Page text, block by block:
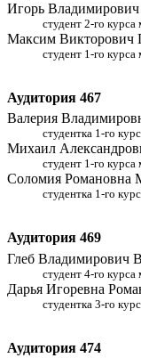
Игорь
студент 2-го курса
Максим Викторович
студент 1-го курса
Аудитория 467
Валерия
студентка 1-го
Михаил
студент 1-го курса
Соломия Романовна
студентка 1-го
Аудитория 469
Глеб Владимирович
студент 4-го курса
Дарья Игоревна
студентка 3-го
Аудитория 474